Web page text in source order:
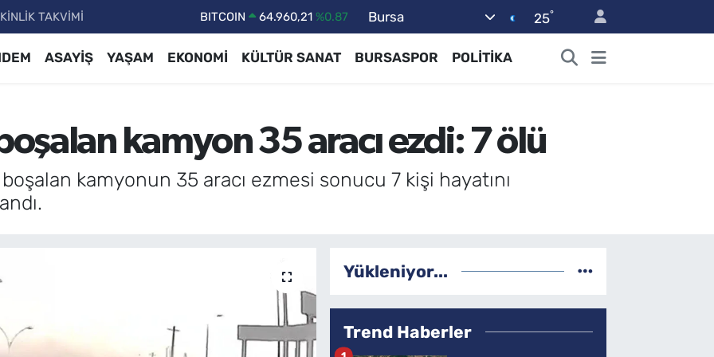
TAKVİMİ
DOLAR
47,7436 %0.18
EURO
55,2510 %0.32
BİST100
13.779 %-14
Bursa 25°
ASAYİŞ YAŞAM EKONOMİ KÜLTÜR SANAT BURSASPOR POLİTİKA
kamyon 35 aracı ezdi: 7 ölü
kamyonun 35 aracı ezmesi sonucu 7 kişi hayatını
Yükleniyor...
Trend Haberler